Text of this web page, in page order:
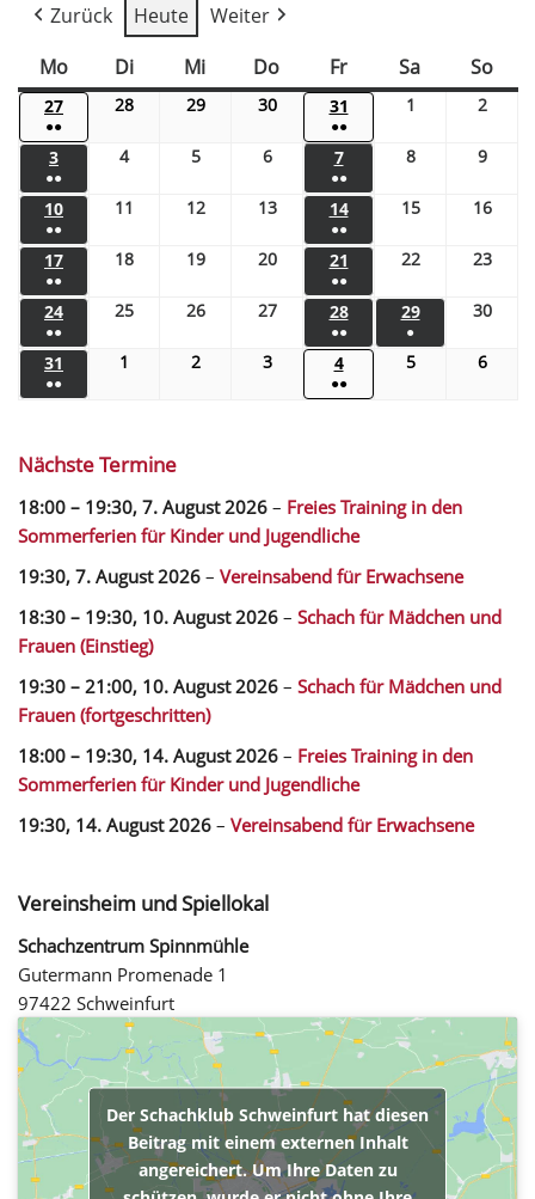
Zurück Heute
Weiter
Mo
Di Mi Do Fr Sa So
27
●●
28 29 30 31
●●
1 2
3
●●
4 5 6 7
●●
8 9
10
●●
11 12 13 14
●●
15 16
17
●●
18 19 20 21
●●
22 23
24
●●
25 26 27 28
●●
29
●
30
31
●●
1 2 3 4
●●
5 6
Nächste Termine
18:00 – 19:30, 7. August 2026 – Freies Training in den
Sommerferien für Kinder und Jugendliche
19:30, 7. August 2026 – Vereinsabend für Erwachsene
18:30 – 19:30, 10. August 2026 – Schach für Mädchen und
Frauen (Einstieg)
19:30 – 21:00, 10. August 2026 – Schach für Mädchen und
Frauen (fortgeschritten)
18:00 – 19:30, 14. August 2026 – Freies Training in den
Sommerferien für Kinder und Jugendliche
19:30, 14. August 2026 – Vereinsabend für Erwachsene
Vereinsheim und Spiellokal
Schachzentrum Spinnmühle
Gutermann Promenade 1
97422 Schweinfurt
Der Schachklub Schweinfurt hat diesen
Beitrag mit einem externen Inhalt
angereichert. Um Ihre Daten zu